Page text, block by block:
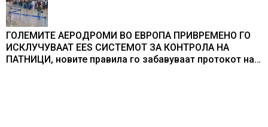
ГОЛЕМИТЕ АЕРОДРОМИ ВО ЕВРОПА ПРИВРЕМЕНО ГО
ИСКЛУЧУВААТ ЕЕS СИСТЕМОТ ЗА КОНТРОЛА НА
ПАТНИЦИ, новите правила го забавуваат протокот на